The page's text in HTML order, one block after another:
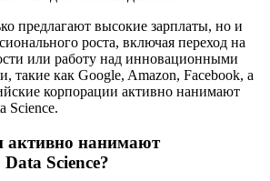
предлагают высокие зарплаты, но и
роста, включая переход на
или работу над инновационными
такие как Google, Amazon, Facebook, а
корпорации активно нанимают
Science.
активно нанимают
Science?